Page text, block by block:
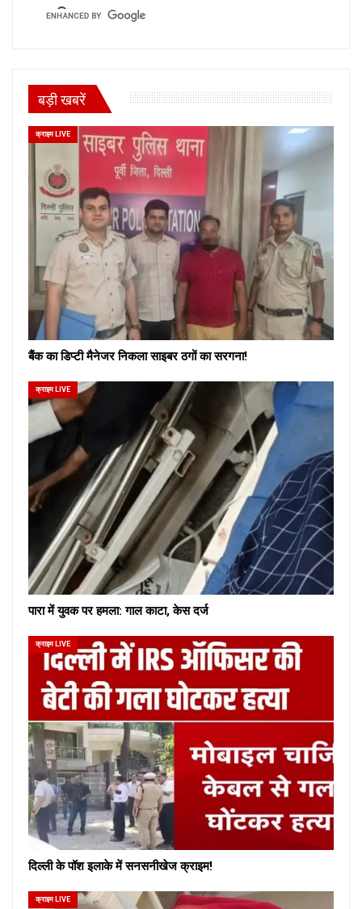
बड़ी खबरें
क्राइम LIVE
बैंक का डिप्टी मैनेजर निकला साइबर ठगों का सरगना!
क्राइम LIVE
पारा में युवक पर हमला: गाल काटा, केस दर्ज
क्राइम LIVE
दिल्ली के पॉश इलाके में सनसनीखेज क्राइम!
क्राइम LIVE